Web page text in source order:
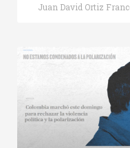
Juan David Ortiz